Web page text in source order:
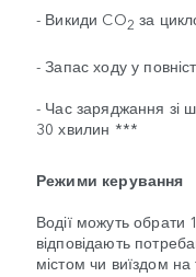
- Викиди CO2 за
- Запас ходу у
- Час заряджання зі
30 хвилин ***
Режими керування
Водії можуть обрати
відповідають
містом чи виїздом на